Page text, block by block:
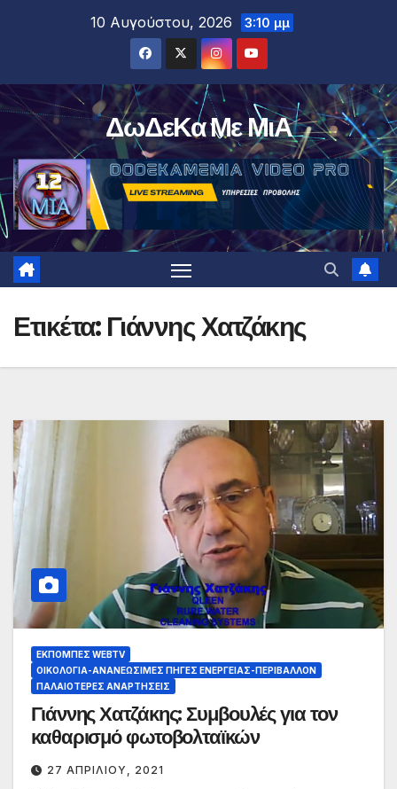
10 Αυγούστου, 2026 3:10 μμ
ΔωΔεΚα Με ΜιΑ
Ετικέτα: Γιάννης Χατζάκης
ΕΚΠΟΜΠΈΣ WEBTV
ΟΙΚΟΛΟΓΊΑ-ΑΝΑΝΕΏΣΙΜΕΣ ΠΗΓΈΣ ΕΝΈΡΓΕΙΑΣ-ΠΕΡΙΒΆΛΛΟΝ
ΠΑΛΑΙΟΤΕΡΕΣ ΑΝΑΡΤΗΣΕΙΣ
Γιάννης Χατζάκης: Συμβουλές για τον
καθαρισμό φωτοβολταϊκών
27 ΑΠΡΙΛΊΟΥ, 2021